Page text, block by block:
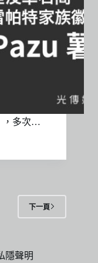
，多次…
下一頁
隱聲明